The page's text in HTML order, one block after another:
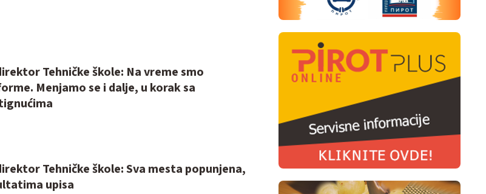
Tehničke škole: Na vreme smo
Menjamo se i dalje, u korak sa
Tehničke škole: Sva mesta popunjena,
upisa